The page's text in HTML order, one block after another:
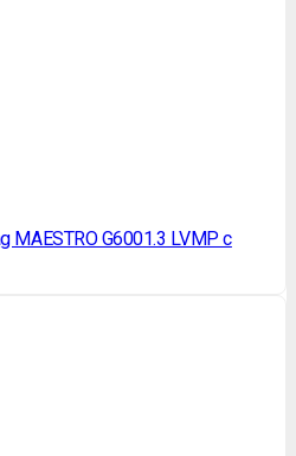
MAESTRO G6001.3 LVMP с